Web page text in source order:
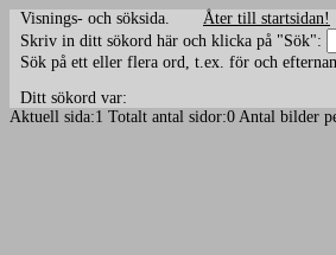
Visnings- och söksida. Åter till startsidan!
Skriv in ditt sökord här och klicka på "Sök":
Sök på ett eller flera ord, t.ex. för och
Ditt sökord var:
Aktuell sida:1 Totalt antal sidor:0 Antal bilder